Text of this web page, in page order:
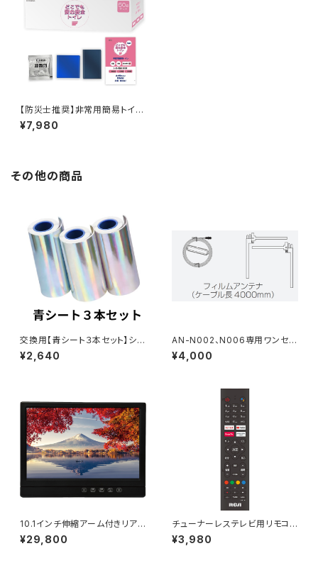
【防災士推奨】非常用簡易トイレ
100回セットAN-S146
¥7,980
その他の商品
交換用【青シート３本セット】シー
ルプリントデジカメ[ハルプリ」O
P-085ACA
¥2,640
AN-N002、N006専用ワンセグ
FILMアンテナ
¥4,000
10.1インチ伸縮アーム付きリア
モニター AN-M031
¥29,800
チューナーレステレビ用リモコン
RCA-RC01
¥3,980